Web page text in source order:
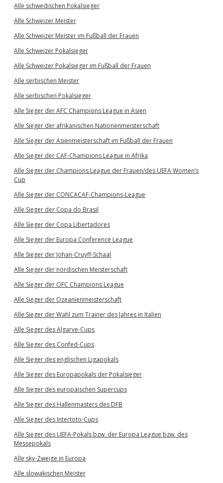
Alle schwedischen Pokalsieger
Alle Schweizer Meister
Alle Schweizer Meister im Fußball der Frauen
Alle Schweizer Pokalsieger
Alle Schweizer Pokalsieger im Fußball der Frauen
Alle serbischen Meister
Alle serbischen Pokalsieger
Alle Sieger der AFC Champions League in Asien
Alle Sieger der afrikanischen Nationenmeisterschaft
Alle Sieger der Asienmeisterschaft im Fußball der Frauen
Alle Sieger der CAF-Champions League in Afrika
Alle Sieger der Champions League der Frauen/des UEFA Women’s
Cup
Alle Sieger der CONCACAF-Champions-League
Alle Sieger der Copa do Brasil
Alle Sieger der Copa Libertadores
Alle Sieger der Europa Conference League
Alle Sieger der Johan-Cruyff-Schaal
Alle Sieger der nordischen Meisterschaft
Alle Sieger der OFC Champions League
Alle Sieger der Ozeanienmeisterschaft
Alle Sieger der Wahl zum Trainer des Jahres in Italien
Alle Sieger des Algarve-Cups
Alle Sieger des Confed-Cups
Alle Sieger des englischen Ligapokals
Alle Sieger des Europapokals der Pokalsieger
Alle Sieger des europäischen Supercups
Alle Sieger des Hallenmasters des DFB
Alle Sieger des Intertoto-Cups
Alle Sieger des UEFA-Pokals bzw. der Europa League bzw. des
Messepokals
Alle sky-Zweige in Europa
Alle slowakischen Meister